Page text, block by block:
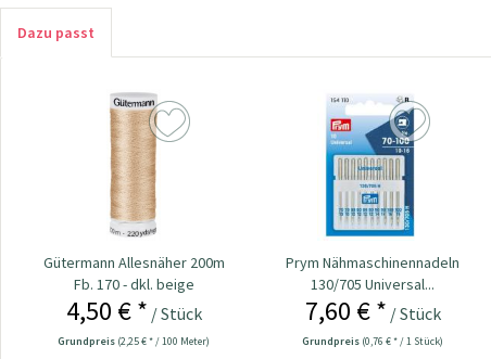
Dazu passt
Gütermann Allesnäher 200m
Fb. 170 - dkl. beige
4,50 € * / Stück
Grundpreis (2,25 € * / 100 Meter)
Prym Nähmaschinennadeln
130/705 Universal...
7,60 € * / Stück
Grundpreis (0,76 € * / 1 Stück)